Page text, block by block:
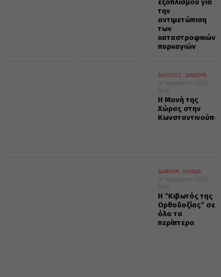
την
αντιμετώπιση
των
καταστροφικών
πυρκαγιών
ΔΙΑΛΟΓΟΣ
ΔΙΑΦΟΡΑ
07 Αυγούστου 2026
19:40
Η Μονή της
Χώρας στην
ΔΙΑΦΟΡΑ
ΕΛΛΑΔΑ
07 Αυγούστου 2026
19:25
Η “Κιβωτός της
Ορθοδοξίας” σε
όλα τα
περίπτερα